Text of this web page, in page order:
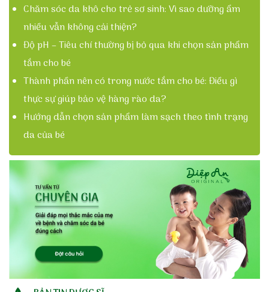
Chăm sóc da khô cho trẻ sơ sinh: Vì sao dưỡng ẩm
nhiều vẫn không cải thiện?
Độ pH – Tiêu chí thường bị bỏ qua khi chọn sản phẩm
tắm cho bé
Thành phần nên có trong nước tắm cho bé: Điều gì
thực sự giúp bảo vệ hàng rào da?
Hướng dẫn chọn sản phẩm làm sạch theo tình trạng
da của bé